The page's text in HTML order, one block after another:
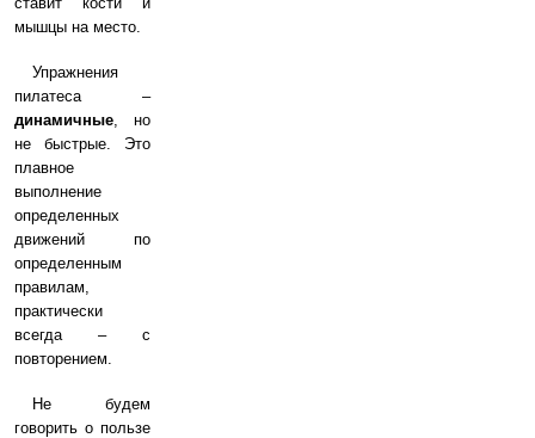
мышцы на место.
Упражнения
пилатеса –
динамичные, но
не быстрые. Это
плавное
выполнение
определенных
движений по
определенным
правилам,
практически
всегда – с
повторением.
Не будем
говорить о пользе